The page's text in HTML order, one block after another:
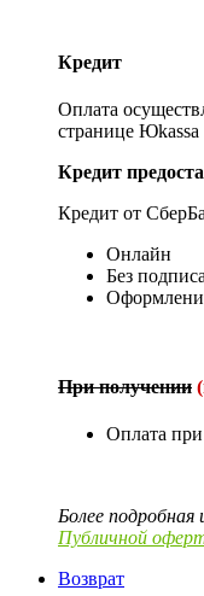
Кредит
Оплата
странице
Кредит
Кредит от
Онлайн
Без
При получении
Оплата при
Более подробная
Публичной
Возврат